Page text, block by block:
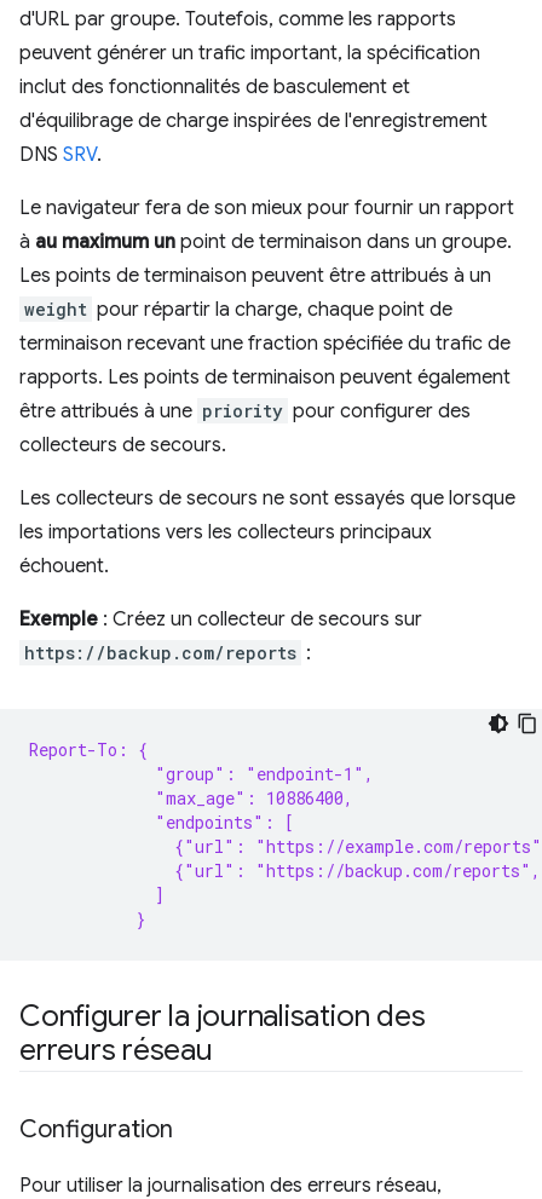
d'URL par groupe. Toutefois, comme les rapports
peuvent générer un trafic important, la spécification
inclut des fonctionnalités de basculement et
d'équilibrage de charge inspirées de l'enregistrement
DNS SRV.
Le navigateur fera de son mieux pour fournir un rapport
à au maximum un point de terminaison dans un groupe.
Les points de terminaison peuvent être attribués à un
weight pour répartir la charge, chaque point de
terminaison recevant une fraction spécifiée du trafic de
rapports. Les points de terminaison peuvent également
être attribués à une priority pour configurer des
collecteurs de secours.
Les collecteurs de secours ne sont essayés que lorsque
les importations vers les collecteurs principaux
échouent.
Exemple : Créez un collecteur de secours sur
https://backup.com/reports :
Report-To: {
             "group": "endpoint-1",
             "max_age": 10886400,
             "endpoints": [
{"url": "https://example.com/
{"url": "https://backup.com/
             ]
           }
Configurer la journalisation des
erreurs réseau
Configuration
Pour utiliser la journalisation des erreurs réseau,